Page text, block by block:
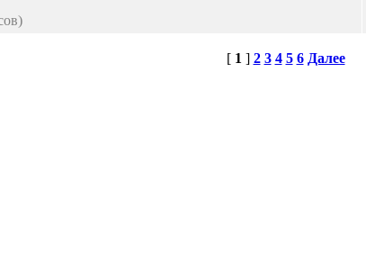
[ 1 ] 2 3 4 5 6 Далее